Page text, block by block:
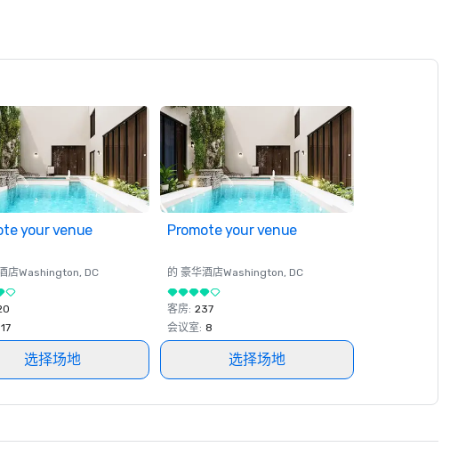
your venue
店Washington, DC
17
选择场地
Promote your venue
的 豪华酒店Washington, DC
客房: 237
会议室: 8
选择场地